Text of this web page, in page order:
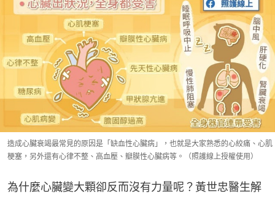
造成心臟衰竭最常見的原因是「缺血性心臟病」，也就是大家熟悉的心絞痛、心肌
梗塞，另外還有心律不整、高血壓、瓣膜性心臟病等。（照護線上授權使用）
為什麼心臟變大顆卻反而沒有力量呢？黃世忠醫生解